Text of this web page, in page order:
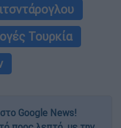
Τουρκία
Google News!